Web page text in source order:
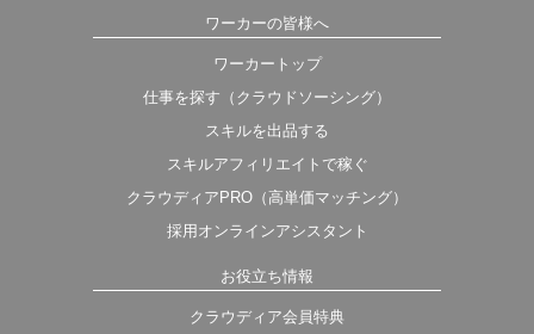
ワーカーの皆様へ
ワーカートップ
仕事を探す（クラウドソーシング）
スキルを出品する
スキルアフィリエイトで稼ぐ
クラウディアPRO（高単価マッチング）
採用オンラインアシスタント
お役立ち情報
クラウディア会員特典